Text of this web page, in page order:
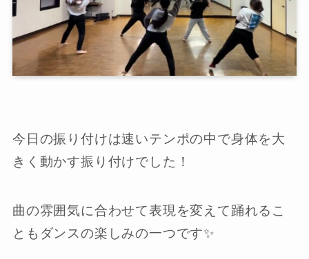
今日の振り付けは速いテンポの中で身体を大
きく動かす振り付けでした！
曲の雰囲気に合わせて表現を変えて踊れるこ
ともダンスの楽しみの一つです✨